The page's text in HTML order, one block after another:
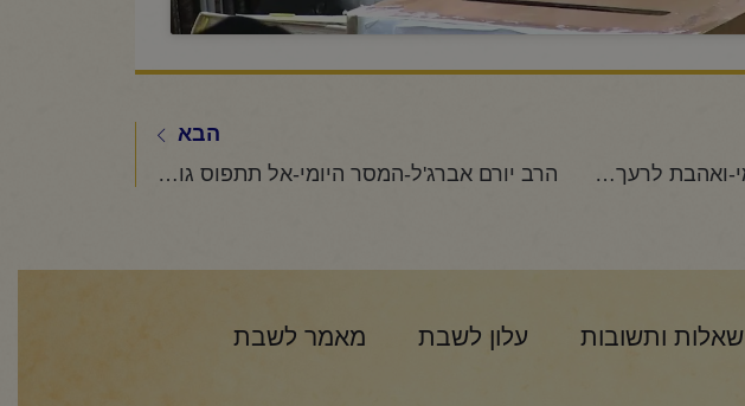
הרב יורם אברג'ל-המסר היומי-ואהבת לרעך כמוך – כ"א תמוז תשפ"ו
הבא
הרב יורם אברג'ל-המסר היומי-אל תתפוס גובה-כ"ג תמוז תשפ"ו
שאלות ותשובות עלון לשבת מאמר לשבת